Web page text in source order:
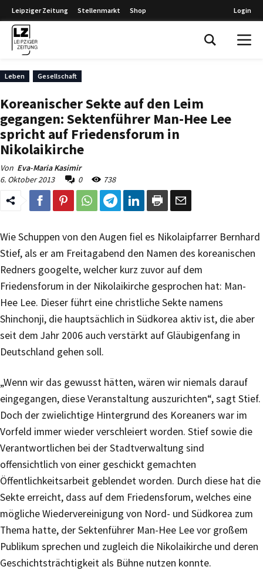
Leipziger Zeitung Stellenmarkt Shop Login
Leben Gesellschaft
Koreanischer Sekte auf den Leim
gegangen: Sektenführer Man-Hee Lee
spricht auf Friedensforum in
Nikolaikirche
Von Eva-Maria Kasimir
6. Oktober 2013
0 738
Wie Schuppen von den Augen fiel es Nikolaipfarrer Bernhard
Stief, als er am Freitagabend den Namen des koreanischen
Redners googelte, welcher kurz zuvor auf dem
Friedensforum in der Nikolaikirche gesprochen hat: Man-
Hee Lee. Dieser führt eine christliche Sekte namens
Shinchonji, die hauptsächlich in Südkorea aktiv ist, die aber
seit dem Jahr 2006 auch verstärkt auf Gläubigenfang in
Deutschland gehen soll.
„Wenn wir das gewusst hätten, wären wir niemals darauf
eingegangen, diese Veranstaltung auszurichten“, sagt Stief.
Doch der zwielichtige Hintergrund des Koreaners war im
Vorfeld immer wieder verschleiert worden. Stief sowie die
Verantwortlichen bei der Stadtverwaltung sind
offensichtlich von einer geschickt gemachten
Öffentlichkeitsarbeit geblendet worden. Durch diese hat die
Sekte erreicht, dass auf dem Friedensforum, welches eine
mögliche Wiedervereinigung von Nord- und Südkorea zum
Thema hatte, der Sektenführer Man-Hee Lee vor großem
Publikum sprechen und zugleich die Nikolaikirche und deren
Geschichtsträchtigkeit als Bühne nutzen konnte.